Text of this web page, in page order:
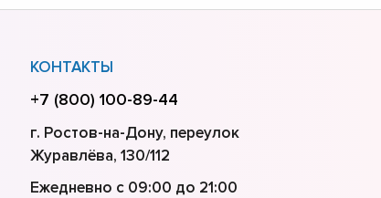
КОНТАКТЫ
+7 (800) 100-89-44
г. Ростов-на-Дону, переулок
Журавлёва, 130/112
Ежедневно с 09:00 до 21:00